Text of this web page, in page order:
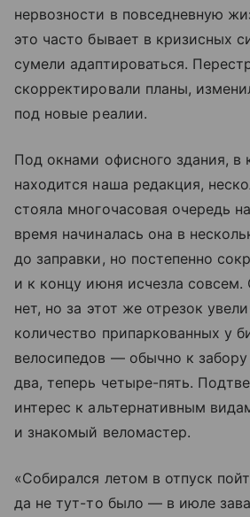
нервозности в повседневную
это часто бывает в кризисных
сумели адаптироваться.
скорректировали планы,
под новые реалии.
Под окнами офисного здания, в
находится наша редакция,
стояла многочасовая очередь
время начиналась она в
до заправки, но постепенно
и к концу июня исчезла совсем.
нет, но за этот же отрезок
количество припаркованных у
велосипедов — обычно к
два, теперь четыре-пять.
интерес к альтернативным
и знакомый веломастер.
«Собирался летом в отпуск
да не тут-то было — в июле